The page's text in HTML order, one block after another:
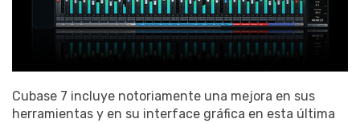
Cubase 7 incluye notoriamente una mejora en sus
herramientas y en su interface gráfica en esta última